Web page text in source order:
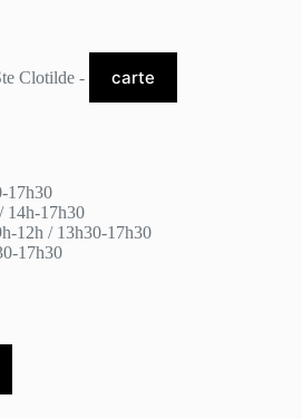
Clotilde - carte
17h30
14h-17h30
12h / 13h30-17h30
17h30